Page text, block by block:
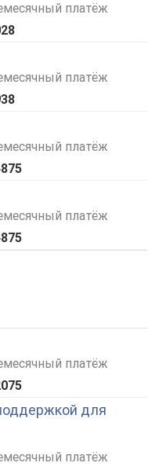
платёж
платёж
платёж
платёж
платёж
для
платёж